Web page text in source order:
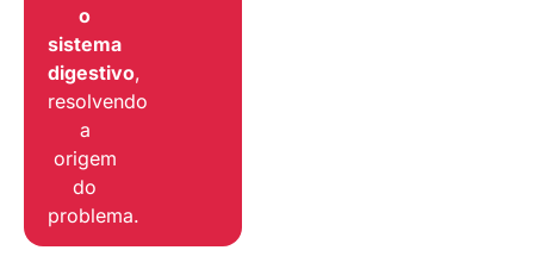
o
sistema
digestivo,
resolvendo
a
origem
do
problema.